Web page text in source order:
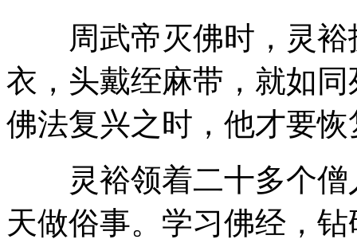
周武帝灭佛时，灵裕
衣，头戴绖麻带，就如
佛法复兴之时，他才要
灵裕领着二十多个僧
天做俗事。学习佛经，